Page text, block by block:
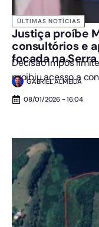
ÚLTIMAS NOTÍCIAS
Justiça proíbe
consultórios e
focada na Serra
Decisão impôs
proibiu acesso a
GABRIEL ALMEIDA
08/01/2026 - 16:04